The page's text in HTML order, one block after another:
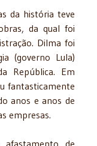
da história teve
da qual foi
Dilma foi
(governo Lula)
República. Em
fantasticamente
anos e anos de
empresas.
afastamento de